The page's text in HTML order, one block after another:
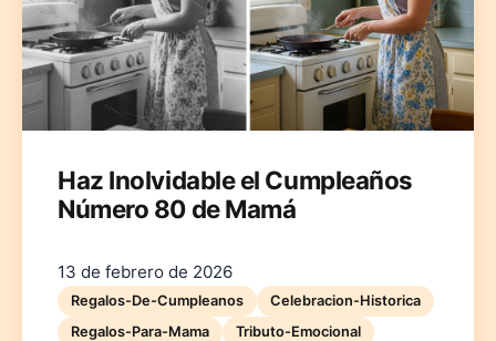
DeutschEnglishEspañol Français Italiano
Haz Inolvidable el Cumpleaños
Número 80 de Mamá
13 de febrero de 2026
Regalos-De-Cumpleanos
Celebracion-Historica
Regalos-Para-Mama
Tributo-Emocional